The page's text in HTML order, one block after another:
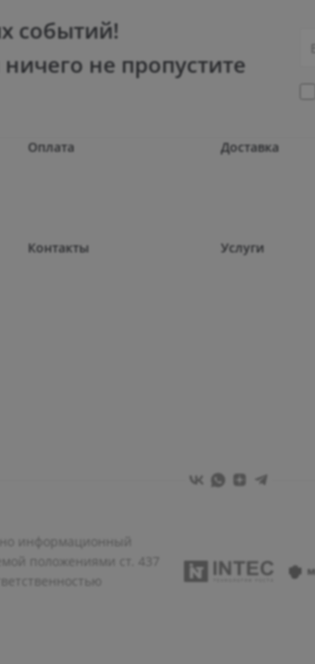
событий!
не пропустите
Оплата Доставка
Контакты
Услуги
информационный
положениями ст. 437